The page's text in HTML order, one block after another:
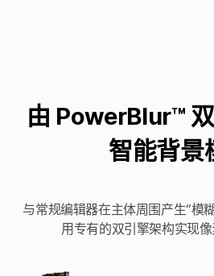
由 PowerBlur™
智能背景
与常规编辑器在主体周围产生“模
用专有的双引擎架构实现像